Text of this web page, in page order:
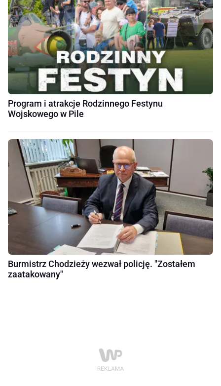
Program i atrakcje Rodzinnego Festynu
Wojskowego w Pile
Burmistrz Chodzieży wezwał policję. "Zostałem
zaatakowany"